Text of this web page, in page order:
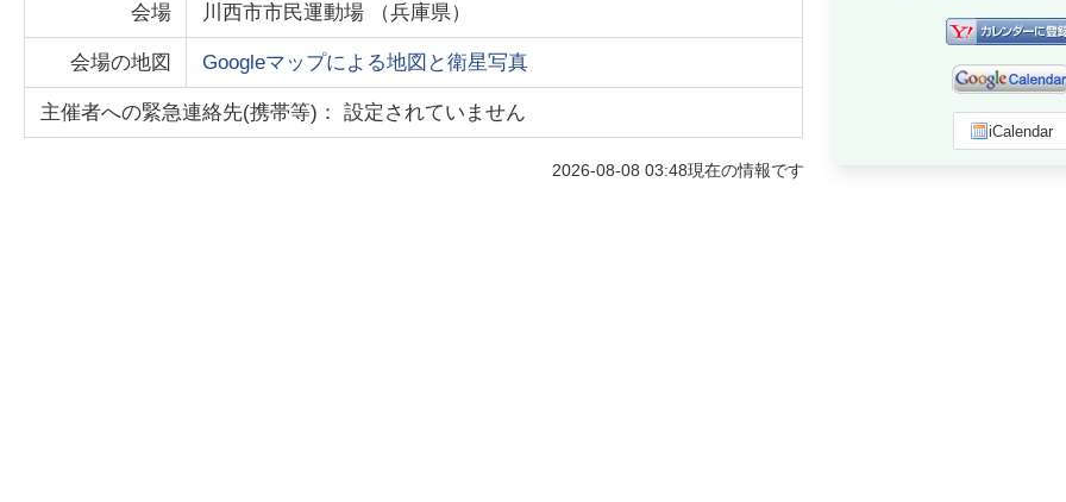
会場 川西市市民運動場 （兵庫県）
会場の地図 Googleマップによる地図と衛星写真
主催者への緊急連絡先(携帯等)： 設定されていません
2026-08-08 03:48現在の情報です
iCalendar